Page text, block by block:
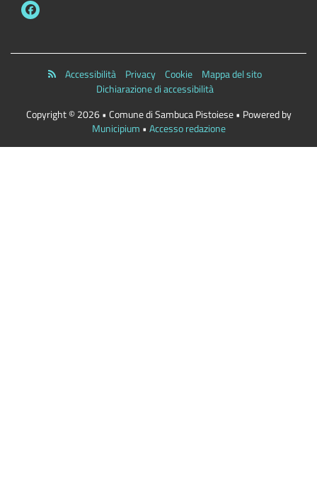
Accessibilità Privacy Cookie
Mappa del sito
Dichiarazione di accessibilità
Copyright © 2026 • Comune di Sambuca Pistoiese • Powered by
Municipium • Accesso redazione